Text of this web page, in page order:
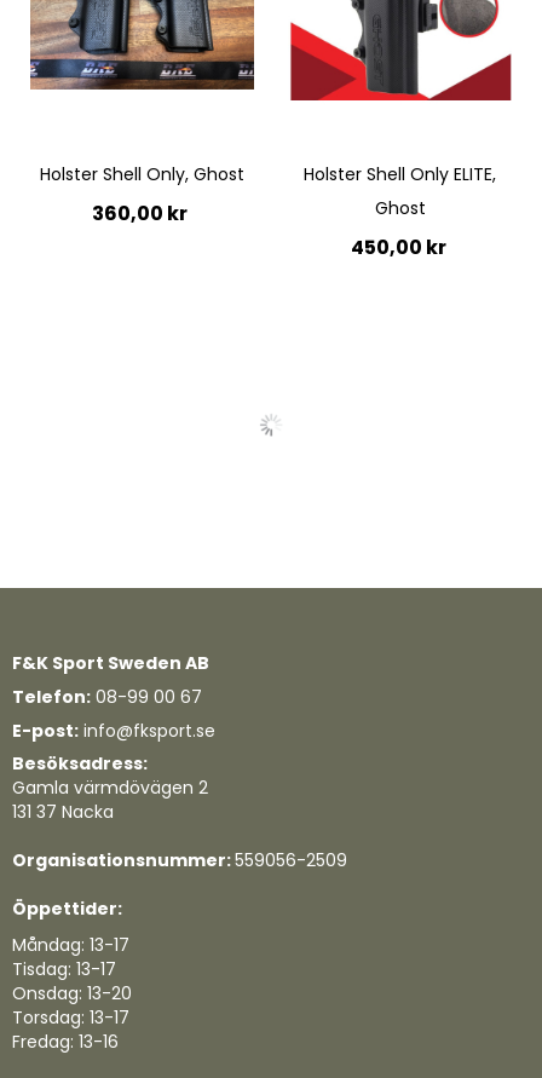
Quickview
Quickview
Holster Shell Only, Ghost
360,00 kr
Holster Shell Only ELITE,
Ghost
450,00 kr
F&K Sport Sweden AB
Telefon: 08-99 00 67
E-post: info@fksport.se
Besöksadress:
Gamla värmdövägen 2
131 37 Nacka
Organisationsnummer:559056-2509
Öppettider:
Måndag: 13-17
Tisdag: 13-17
Onsdag: 13-20
Torsdag: 13-17
Fredag: 13-16